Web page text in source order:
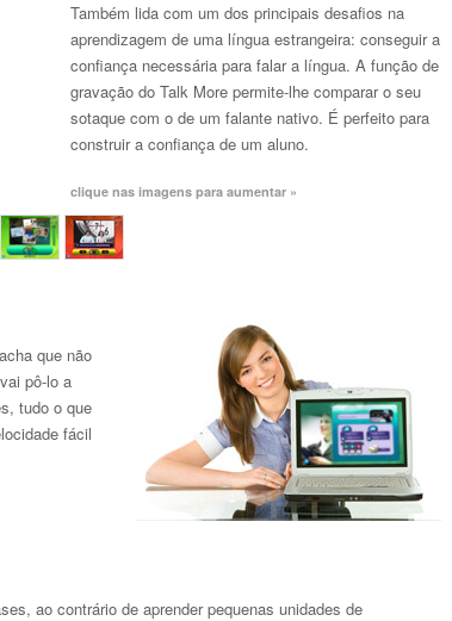
Também lida com um dos principais desafios na
aprendizagem de uma língua estrangeira: conseguir a
confiança necessária para falar a língua. A função de
gravação do Talk More permite-lhe comparar o seu
sotaque com o de um falante nativo. É perfeito para
construir a confiança de um aluno.
clique nas imagens para aumentar »
que não
pô-lo a
tudo o que
fácil
ao contrário de aprender pequenas unidades de